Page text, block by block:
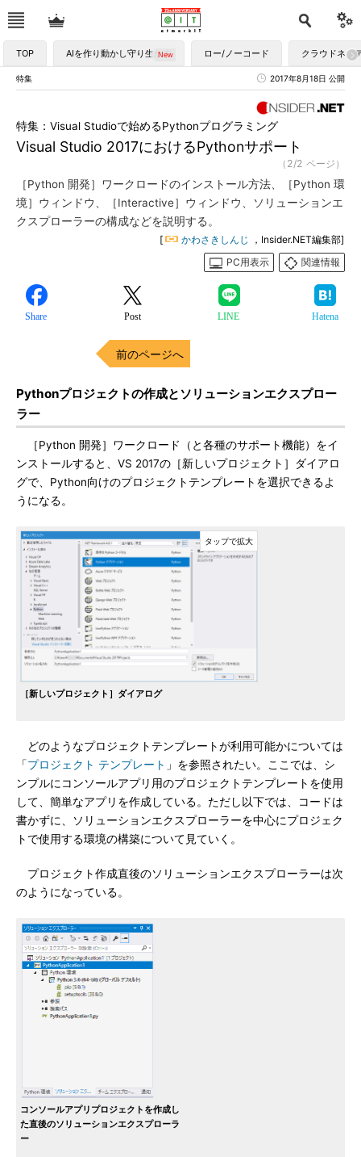
TOP AIを作り動かし守り生かす ロー/ノーコード クラウドネイ
特集 2017年8月18日 公開
Visual Studio 2017におけるPythonサポート
特集：Visual Studioで始めるPythonプログラミング
（2/2 ページ）
［Python 開発］ワークロードのインストール方法、［Python 環
境］ウィンドウ、［Interactive］ウィンドウ、ソリューションエ
クスプローラーの構成などを説明する。
[ かわさきしんじ
，Insider.NET編集部]
PC用表示
関連情報
Share Post LINE Hatena
前のページへ
Pythonプロジェクトの作成とソリューションエクスプロー
ラー
［Python 開発］ワークロード（と各種のサポート機能）をイ
ンストールすると、VS 2017の［新しいプロジェクト］ダイアロ
グで、Python向けのプロジェクトテンプレートを選択できるよ
うになる。
［新しいプロジェクト］ダイアログ
どのようなプロジェクトテンプレートが利用可能かについては
「プロジェクト テンプレート 」を参照されたい。ここでは、シ
ンプルにコンソールアプリ用のプロジェクトテンプレートを使用
して、簡単なアプリを作成している。ただし以下では、コードは
書かずに、ソリューションエクスプローラーを中心にプロジェク
トで使用する環境の構築について見ていく。
プロジェクト作成直後のソリューションエクスプローラーは次
のようになっている。
コンソールアプリプロジェクトを作成し
た直後のソリューションエクスプローラ
ー